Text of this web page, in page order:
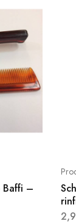
Baffi –